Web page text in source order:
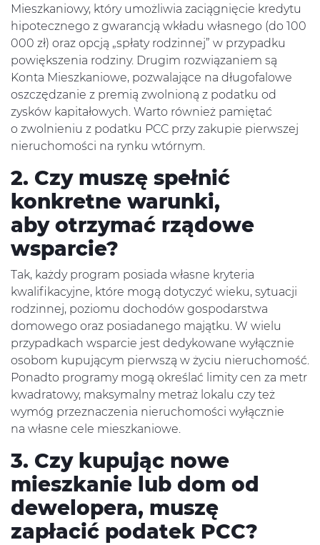
Mieszkaniowy, który umożliwia zaciągnięcie kredytu
hipotecznego z gwarancją wkładu własnego (do 100
000 zł) oraz opcją „spłaty rodzinnej” w przypadku
powiększenia rodziny. Drugim rozwiązaniem są
Konta Mieszkaniowe, pozwalające na długofalowe
oszczędzanie z premią zwolnioną z podatku od
zysków kapitałowych. Warto również pamiętać
o zwolnieniu z podatku PCC przy zakupie pierwszej
nieruchomości na rynku wtórnym.
2. Czy muszę spełnić
konkretne warunki,
aby otrzymać rządowe
wsparcie?
Tak, każdy program posiada własne kryteria
kwalifikacyjne, które mogą dotyczyć wieku, sytuacji
rodzinnej, poziomu dochodów gospodarstwa
domowego oraz posiadanego majątku. W wielu
przypadkach wsparcie jest dedykowane wyłącznie
osobom kupującym pierwszą w życiu nieruchomość.
Ponadto programy mogą określać limity cen za metr
kwadratowy, maksymalny metraż lokalu czy też
wymóg przeznaczenia nieruchomości wyłącznie
na własne cele mieszkaniowe.
3. Czy kupując nowe
mieszkanie lub dom od
dewelopera, muszę
zapłacić podatek PCC?